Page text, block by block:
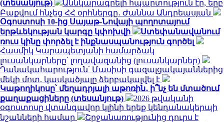
(տեսանյութ)
Աննկարագրելի հպարտություն էր, երբ
Բաքվում հնչեց ՀՀ օրհներգը․ Ժաննա Անդրեասյան
Օգոստոսի 10-ից Սայաթ-Նովայի պողոտայում
երթևեկության կարգը կփոխվի
Ստեփանավանում
ռուս կինը փորձել է ինքնասպանություն գործել
Հասմիկ Կարապետյանի համարձակ
լուսանկարները՝ լողավազանից (լուսանկարներ)
Դանակահարություն՝ Մասիսի գազալցակայաններից
մեկի մոտ. կասկածյալը ձերբակալվել է
Կաթողիկոսը՝ մեղադրյալի աթոռին․ ի՞նչ են մտածում
քաղաքացիները (տեսանյութ)
2026 թվականի
օգոստոսը վտանգավոր կլինի երեք կենդանակերպի
նշանների համար
Շրջանառությունից դուրս է